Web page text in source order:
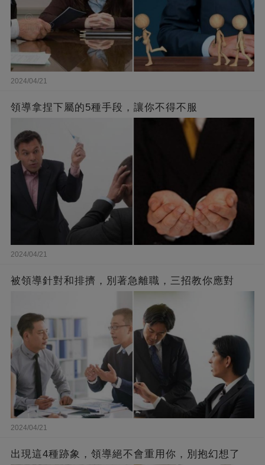
2024/04/21
領導拿捏下屬的5種手段，讓你不得不服
2024/04/21
被領導針對和排擠，別著急離職，三招教你應對
2024/04/21
出現這4種跡象，領導絕不會重用你，別抱幻想了